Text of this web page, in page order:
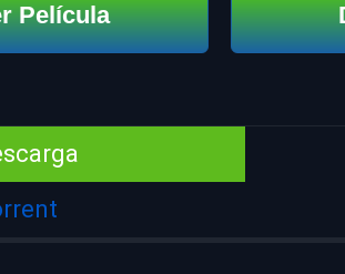
Película